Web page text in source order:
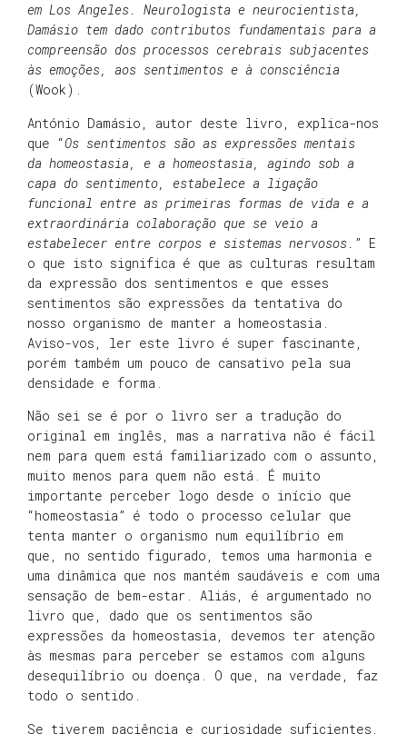
em Los Angeles. Neurologista e neurocientista,
Damásio tem dado contributos fundamentais para a
compreensão dos processos cerebrais subjacentes
às emoções, aos sentimentos e à consciência
(Wook).
António Damásio, autor deste livro, explica-nos
que “Os sentimentos são as expressões mentais
da homeostasia, e a homeostasia, agindo sob a
capa do sentimento, estabelece a ligação
funcional entre as primeiras formas de vida e a
extraordinária colaboração que se veio a
estabelecer entre corpos e sistemas nervosos. ” E
o que isto significa é que as culturas resultam
da expressão dos sentimentos e que esses
sentimentos são expressões da tentativa do
nosso organismo de manter a homeostasia.
Aviso-vos, ler este livro é super fascinante,
porém também um pouco de cansativo pela sua
densidade e forma.
Não sei se é por o livro ser a tradução do
original em inglês, mas a narrativa não é fácil
nem para quem está familiarizado com o assunto,
muito menos para quem não está. É muito
importante perceber logo desde o início que
“homeostasia” é todo o processo celular que
tenta manter o organismo num equilíbrio em
que, no sentido figurado, temos uma harmonia e
uma dinâmica que nos mantém saudáveis e com uma
sensação de bem-estar. Aliás, é argumentado no
livro que, dado que os sentimentos são
expressões da homeostasia, devemos ter atenção
às mesmas para perceber se estamos com alguns
desequilíbrio ou doença. O que, na verdade, faz
todo o sentido.
Se tiverem paciência e curiosidade suficientes,